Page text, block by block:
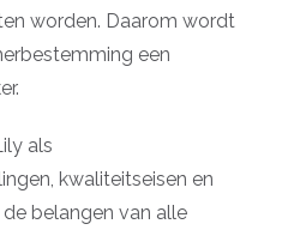
worden. Daarom wordt
een
als
kwaliteitseisen en
belangen van alle